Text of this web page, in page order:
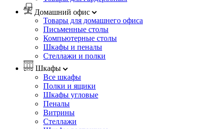
Домашний офис
Товары для домашнего офиса
Письменные столы
Компьютерные столы
Шкафы и пеналы
Стеллажи и полки
Шкафы
Все шкафы
Полки и ящики
Шкафы угловые
Пеналы
Витрины
Стеллажи